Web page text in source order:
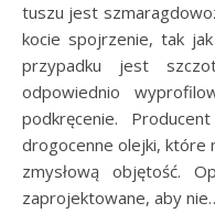
tuszu jest
kocie spojrzenie, tak
przypadku jest
odpowiednio
podkręcenie.
drogocenne olejki, które
zmysłową objętość.
zaprojektowane, aby